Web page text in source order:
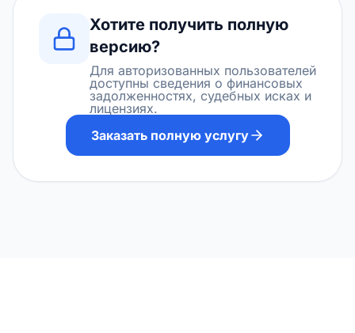
Хотите получить полную
версию?
Для авторизованных пользователей
доступны сведения о финансовых
задолженностях, судебных исках и
лицензиях.
Заказать полную услугу